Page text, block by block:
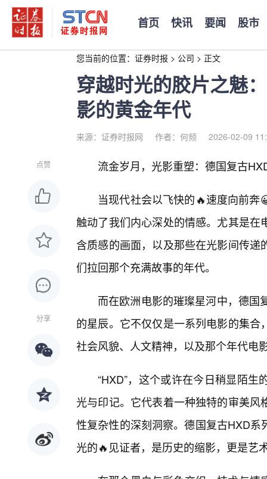
首页 快讯 要闻 股市
您当前的位置： 证券时报 > 公司 > 正文
穿越时光的胶片之魅
影的黄金年代
来源：证券时报网 作者：何频 2026-02-09
点赞
分享
流金岁月，光影重塑：德国复古
当现代社会以飞快的🔥速度向前
触动了我们内心深处的情感。尤其是
含质感的画面，以及那些在光影间传
们拉回那个充满故事的年代。
而在欧洲电影的璀璨星河中，德国
的星辰。它不仅仅是一系列电影的集
社会风貌、人文精神，以及那个年代电
“HXD”，这个或许在今日稍显陌
光与印记。它代表着一种独特的审美
性复杂性的深刻洞察。德国复古HXD
光的🔥见证者，是历史的缩影，更是艺